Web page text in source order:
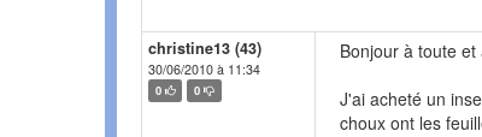
christine13 (43)
30/06/2010 à 11:34
0 0
Bonjour à toute
J'ai acheté un
choux ont les